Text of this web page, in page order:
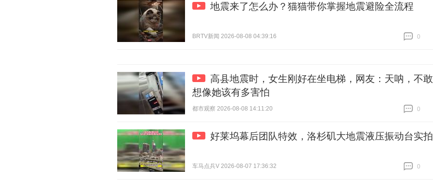
地震来了怎么办？猫猫带你掌握地震避险全流程
BRTV新闻 2026-08-08 04:39:16
0
高县地震时，女生刚好在坐电梯，网友：天呐，不敢
想像她该有多害怕
都市观察 2026-08-08 14:11:20
0
好莱坞幕后团队特效，洛杉矶大地震液压振动台实拍
车马点兵V 2026-08-07 17:36:32
0